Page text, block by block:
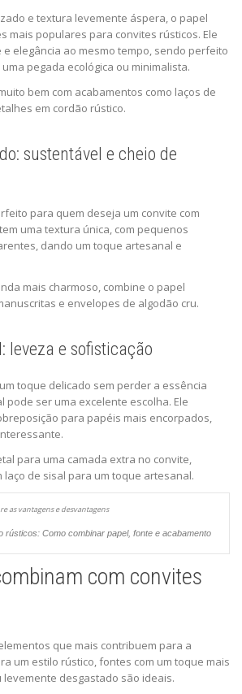
e textura levemente áspera, o papel
mais populares para convites rústicos. Ele
elegância ao mesmo tempo, sendo perfeito
pegada ecológica ou minimalista.
bem com acabamentos como laços de
em cordão rústico.
sustentável e cheio de
para quem deseja um convite com
uma textura única, com pequenos
dando um toque artesanal e
mais charmoso, combine o papel
e envelopes de algodão cru.
leveza e sofisticação
toque delicado sem perder a essência
pode ser uma excelente escolha. Ele
para papéis mais encorpados,
para uma camada extra no convite,
laço de sisal para um toque artesanal.
rústicos: Como combinar papel, fonte e acabamento
com convites
que mais contribuem para a
um estilo rústico, fontes com um toque mais
desgastado são ideais.